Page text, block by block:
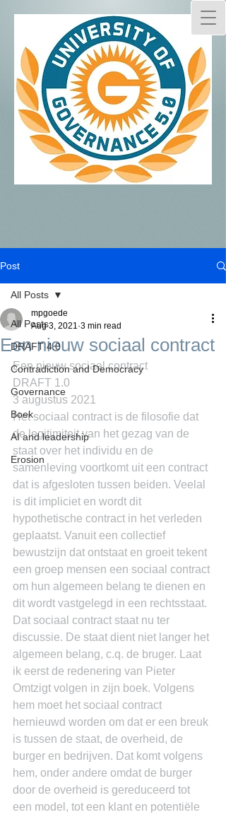
Post
All Posts
DRAFT 4.0
Contradiction and Democracy
Governance
Boek
AI and leadership
Erosion
All Posts
Een nieuw sociaal contract
mpgoede
Aug 3, 2021 3 min read
Een nieuw sociaal contract
DRAFT 1.0
3 augustus 2021
Het sociaal contract is de filosofie dat
de legitimiteit van het gezag van de
staat over het individu en de
samenleving voortkomt uit een contract
dat is afgesloten tussen beiden. Veelal
is dit impliciet en wordt dit
hypothetische contract in het verleden
geplaatst. Vanuit een collectief
bewustzijn dat ontstaat en groeit tekent
een groep mensen een sociaal contract
om hun algemeen belang te dienen en
dit wordt vastgelegd in een rechtsstaat.
Dat sociaal contract staat nu ter
discussie. De staat dient niet langer het
algemeen belang, c.q. de bruger. Laat
ik eerst de redenering van Pieter
Omtzigt volgen in zijn boek. Volgens
hem moet het sociaal contract
hernieuwd worden om dat er een breuk
is tussen de staat, de overheid, de
burger en bedrijven. Dat komt volgens
hem, onder andere omdat de burger
door de overheid is gereduceerd tot
een model, tot een klant en potentiële